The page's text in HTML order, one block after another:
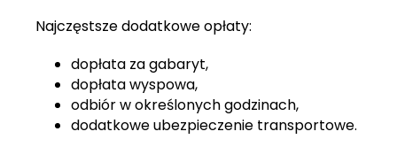
Najczęstsze dodatkowe opłaty:
dopłata za gabaryt,
dopłata wyspowa,
odbiór w określonych godzinach,
dodatkowe ubezpieczenie transportowe.